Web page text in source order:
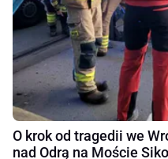
O krok od tragedii we
nad Odrą na Moście